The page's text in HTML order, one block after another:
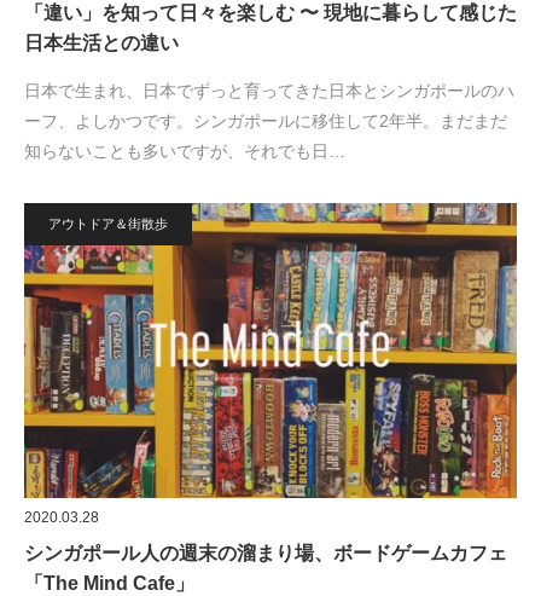
「違い」を知って日々を楽しむ 〜 現地に暮らして感じた
日本生活との違い
日本で生まれ、日本でずっと育ってきた日本とシンガポールのハ
ーフ、よしかつです。シンガポールに移住して2年半。まだまだ
知らないことも多いですが、それでも日…
アウトドア＆街散歩
2020.03.28
シンガポール人の週末の溜まり場、ボードゲームカフェ
「The Mind Cafe」